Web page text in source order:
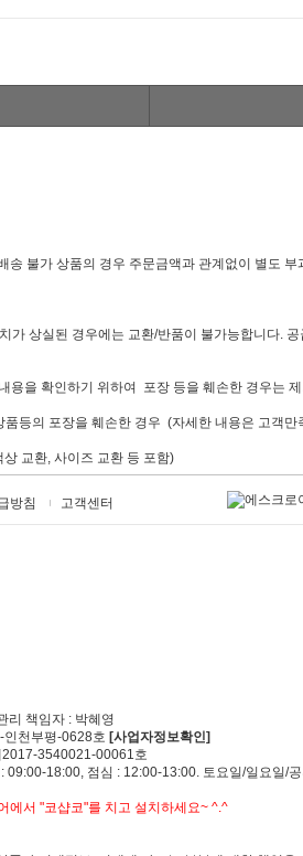
불가 상품의 경우 주문금액과 관계없이 별도
상실된 경우에는 교환/반품이 불가능합니다.
을 확인하기 위하여 포장 등을 훼손한 경우는
등의 포장을 훼손한 경우 (자세한 내용은 고객
교환, 사이즈 교환 등 포함)
방침 고객센터
리 책임자 : 박혜영
천부평-0628호 [사업자정보확인]
3540021-00061호
18:00, 점심 : 12:00-13:00. 토요일/일요일/
에서 "코샵코"를 치고 설치하세요~ ^.^